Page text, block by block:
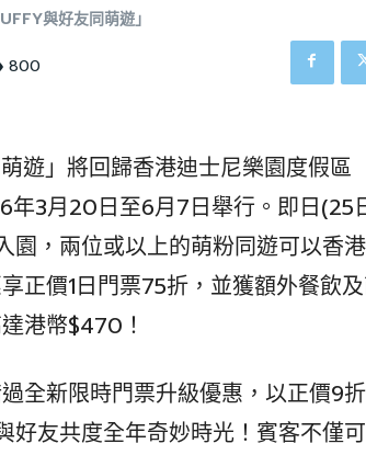
與好友同萌遊」
800
遊」將回歸香港迪士尼樂園度假區
3月20日至6月7日舉行。即日(25
，兩位或以上的萌粉同遊可以香
正價1日門票75折，並獲額外餐飲
港幣$470！
全新限時門票升級優惠，以正價9
好友共度全年奇妙時光！賓客不僅